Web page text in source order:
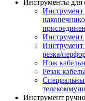
Инструменты для
Инструмент
Инструмент
Инструмент
резка/
Нож
Резак
Инструмент